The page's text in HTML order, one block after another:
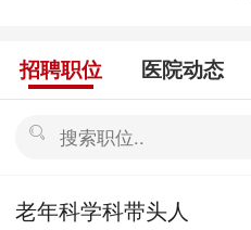
健康行业经济管理领军人才
医学学科青年骨干人才1名
高职系统引进紧缺急需和战
招聘职位 医院动态
老年科学科带头人